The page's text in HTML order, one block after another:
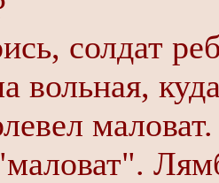
солдат
вольная,
маловат.